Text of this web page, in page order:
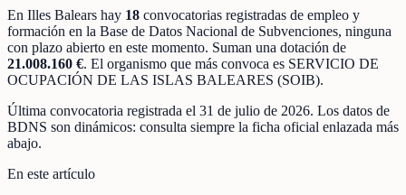
En Illes Balears hay 18 convocatorias registradas de empleo y
formación en la Base de Datos Nacional de Subvenciones, ninguna
con plazo abierto en este momento. Suman una dotación de
21.008.160 €. El organismo que más convoca es SERVICIO DE
OCUPACIÓN DE LAS ISLAS BALEARES (SOIB).
Última convocatoria registrada el 31 de julio de 2026. Los datos de
BDNS son dinámicos: consulta siempre la ficha oficial enlazada más
abajo.
En este artículo